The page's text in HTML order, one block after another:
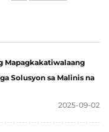
Mapagkakatiwalaang
Solusyon sa Malinis na
2025-09-02